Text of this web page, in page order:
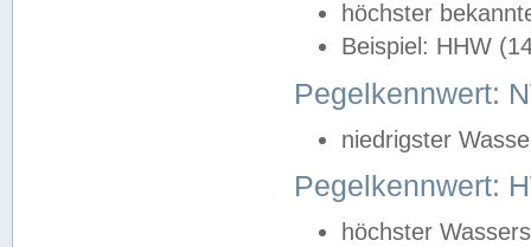
höchster
Beispiel: HHW
Pegelkennwert:
niedrigster
Pegelkennwert:
höchster